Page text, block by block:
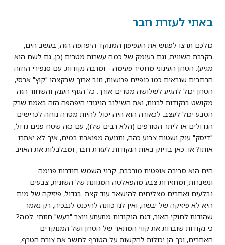
באתי לעזרת חבר
כולכם תרצו לפגוש את העפיפון המנוקד היפהפה הזה, בעשב הים,
בקרבת השונית, וגם בעומק של כמה עשרות מטרים (כן, גם לשם הוא
מגיע). הטחן העינוני מחסיר פעימה - ומרבה נקודות. עם סנפירי החזה
הרחבים שנראים כמו כנפיים פרושות, וזנב ארוך שבקצהו "קוץ" ארסי,
הטחן יכול להגיע לשלושה מטרים אורך. כל הגוף הענק והשחור הזה
מקושט בנקודות לבנות, ואת השילוב הניגודי היפהפה הזה באמת שרק
הטבע יכול לעצב. לכאורה הוא היה יכול להיות מטרה נוחה לכרישים
הגדולים או ליתר הטורפים (הלא רבים שלו), עם כזה שטח פנים גדול,
"דיסק" ענק ושטוח צבוע כהה, ותנועה מפוארת במים, איך לא יאתרו
אותו? או. כאן בדיוק באות הנקודות לעזרת חבר, ומבלבלות את האויב.
הים הוא סביבה אופטית מורכבת, קרני השמש חודרות פנימה
ונשברות, ומחזירות צבע מהפאלטה המגוונת של השונית, צבעים
נבלעים ואחרים מצליחים להישאר עוד קצת. בגדול, פיזיקה של מים
היא לא פיזיקה של יבשה, ואין לנו כוונה להיכנס לנבכיה, רק נאמר
שהודות לחוקי האור, דגם הנקודות מתעתע ויוצר "רעש" חזותי. למה?
כי נקודות שוברות את קווי המתאר של הטחן ושל המנוקדים
האחרים, וכך הן יכולות להקשות על הטורף לחשב את צורת הטרף,